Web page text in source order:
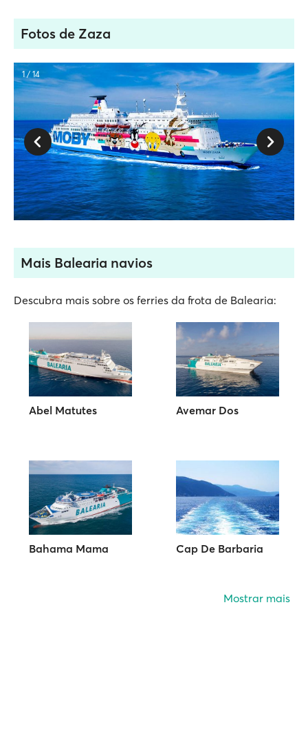
Fotos de Zaza
1 / 14
Mais Balearia navios
Descubra mais sobre os ferries da frota de Balearia:
Abel Matutes Avemar Dos
Bahama Mama Cap De Barbaria
Mostrar mais